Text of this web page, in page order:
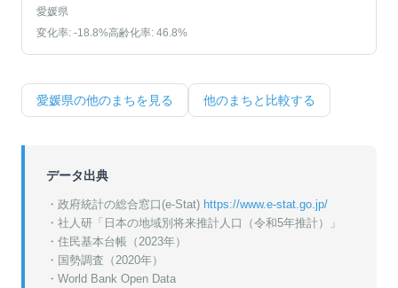
愛媛県
変化率: -18.8%高齢化率: 46.8%
愛媛県の他のまちを見る 他のまちと比較する
データ出典
・政府統計の総合窓口(e-Stat) https://www.e-stat.go.jp/
・ 社人研「日本の地域別将来推計人口（令和5年推計）」
・ 住民基本台帳（2023年）
・ 国勢調査（2020年）
・World Bank Open Data